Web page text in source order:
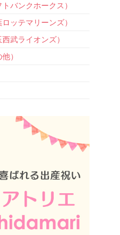
バンクホークス）
ッテマリーンズ）
武ライオンズ）
）